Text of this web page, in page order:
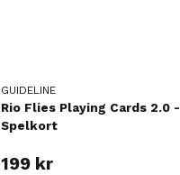
GUIDELINE
Rio Flies Playing Cards 2.0 -
Spelkort
199 kr